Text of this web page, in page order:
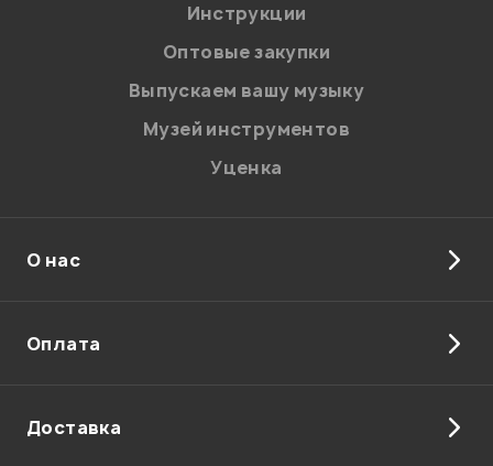
на обработку персональных данных в
Политикой в отношении обработки
персональных данных.
Введите проверочное число:
Отправить
Инструкции
Оптовые закупки
Выпускаем вашу музыку
Музей инструментов
Уценка
О нас
Оплата
Доставка